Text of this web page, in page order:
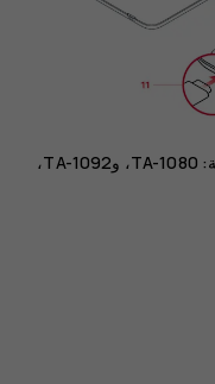
ينطبق دليل المستخدم هذا على الطُرز التالية: TA-1080، وTA-1092،